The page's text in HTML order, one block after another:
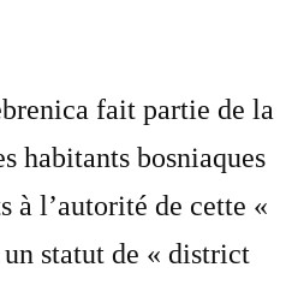
fait partie de la
habitants bosniaques
à l’autorité de cette «
statut de « district